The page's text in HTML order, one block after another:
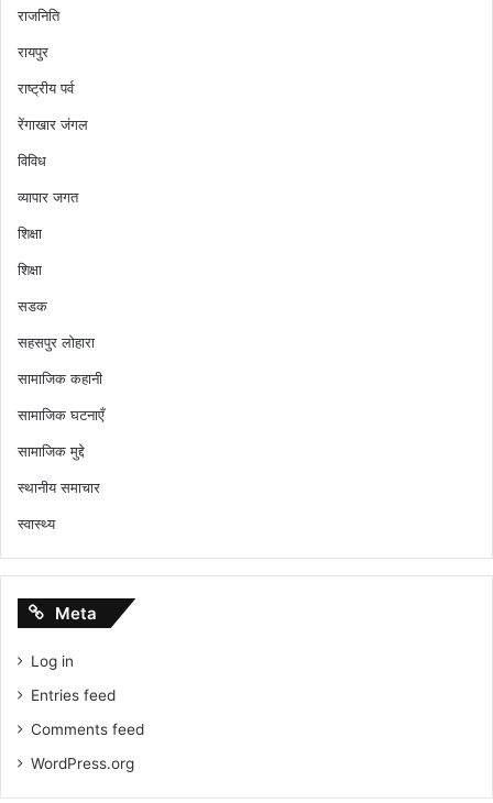
राजनिति
रायपुर
राष्ट्रीय पर्व
रेंगाखार जंगल
विविध
व्यापार जगत
शिक्षा
शिक्षा
सडक
सहसपुर लोहारा
सामाजिक कहानी
सामाजिक घटनाएँ
सामाजिक मुद्दे
स्थानीय समाचार
स्वास्थ्य
Meta
Log in
Entries feed
Comments feed
WordPress.org